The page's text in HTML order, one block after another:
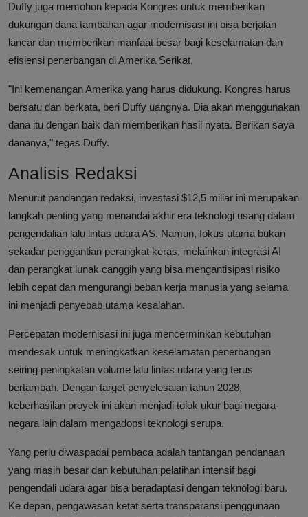
Duffy juga memohon kepada Kongres untuk memberikan
dukungan dana tambahan agar modernisasi ini bisa berjalan
lancar dan memberikan manfaat besar bagi keselamatan dan
efisiensi penerbangan di Amerika Serikat.
"Ini kemenangan Amerika yang harus didukung. Kongres harus
bersatu dan berkata, beri Duffy uangnya. Dia akan menggunakan
dana itu dengan baik dan memberikan hasil nyata. Berikan saya
dananya," tegas Duffy.
Analisis Redaksi
Menurut pandangan redaksi, investasi $12,5 miliar ini merupakan
langkah penting yang menandai akhir era teknologi usang dalam
pengendalian lalu lintas udara AS. Namun, fokus utama bukan
sekadar penggantian perangkat keras, melainkan integrasi AI
dan perangkat lunak canggih yang bisa mengantisipasi risiko
lebih cepat dan mengurangi beban kerja manusia yang selama
ini menjadi penyebab utama kesalahan.
Percepatan modernisasi ini juga mencerminkan kebutuhan
mendesak untuk meningkatkan keselamatan penerbangan
seiring peningkatan volume lalu lintas udara yang terus
bertambah. Dengan target penyelesaian tahun 2028,
keberhasilan proyek ini akan menjadi tolok ukur bagi negara-
negara lain dalam mengadopsi teknologi serupa.
Yang perlu diwaspadai pembaca adalah tantangan pendanaan
yang masih besar dan kebutuhan pelatihan intensif bagi
pengendali udara agar bisa beradaptasi dengan teknologi baru.
Ke depan, pengawasan ketat serta transparansi penggunaan